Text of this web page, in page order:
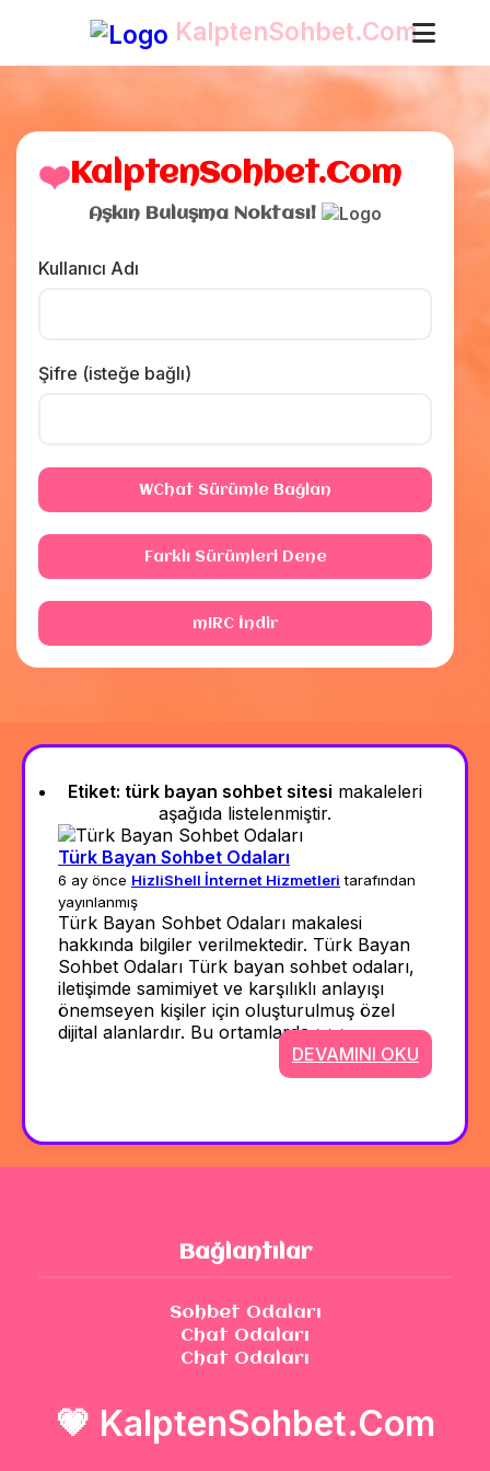
KalptenSohbet.Com
❤️KalptenSohbet.Com
Aşkın Buluşma Noktası!
Kullanıcı Adı
Şifre (isteğe bağlı)
WChat Sürümle Bağlan
Farklı Sürümleri Dene
mIRC İndir
Etiket: türk bayan sohbet sitesi makaleleri
aşağıda listelenmiştir.
Türk Bayan Sohbet Odaları
6 ay önce HizliShell İnternet Hizmetleri tarafından
yayınlanmış
Türk Bayan Sohbet Odaları makalesi
hakkında bilgiler verilmektedir. Türk Bayan
Sohbet Odaları Türk bayan sohbet odaları,
iletişimde samimiyet ve karşılıklı anlayışı
önemseyen kişiler için oluşturulmuş özel
dijital alanlardır. Bu ortamlarda >>>
DEVAMINI OKU
Bağlantılar
Sohbet Odaları
Chat Odaları
Chat Odaları
💗 KalptenSohbet.Com